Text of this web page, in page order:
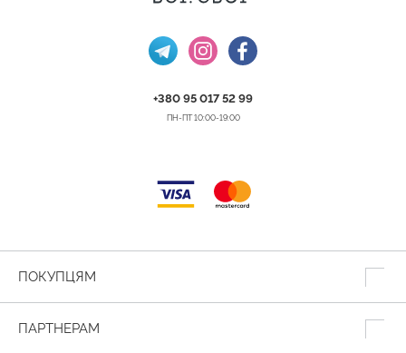
+380 95 017 52 99
ПН-ПТ 10:00-19:00
ПОКУПЦЯМ
ПАРТНЕРАМ